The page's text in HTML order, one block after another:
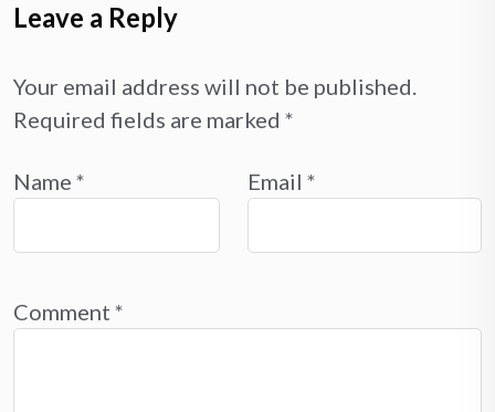
Leave a Reply
Your email address will not be published.
Required fields are marked *
Name * Email *
Comment *